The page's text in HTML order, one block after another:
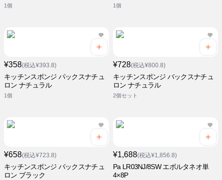
1個 1個
¥358(税込¥393.8)
キッチンスポンジ パックスナチュ
ロン ナチュラル
1個
¥728(税込¥800.8)
キッチンスポンジ バックスナチュ
ロン ナチュラル
2個セット
¥658(税込¥723.8)
キッチンスポンジ バックスナチュ
ロン ブラック
¥1,688(税込¥1,856.8)
Pa LR03NJ/8SW エボルタネオ単
4×8P